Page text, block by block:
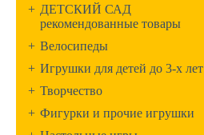
+ ДЕТСКИЙ САД
рекомендованные товары
+ Велосипеды
+ Игрушки для детей до 3-х лет
+ Творчество
+ Фигурки и прочие игрушки